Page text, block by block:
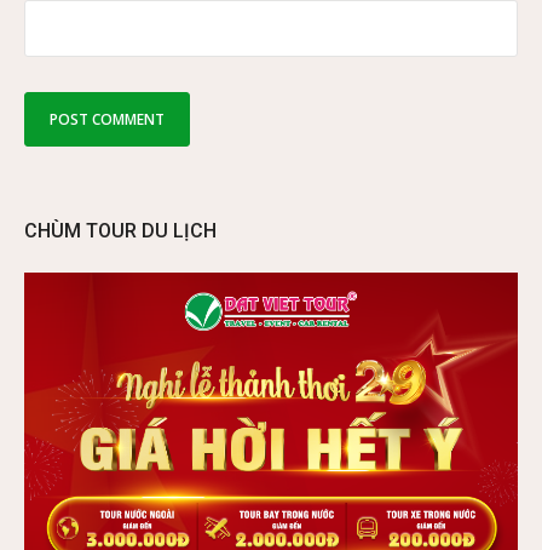
CHÙM TOUR DU LỊCH